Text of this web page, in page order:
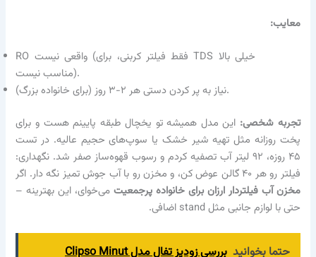
معایب:
RO واقعی نیست (فقط فیلتر کربنی، برای TDS خیلی بالا
مناسب نیست).
نیاز به پر کردن دستی هر ۲-۳ روز (برای خانواده بزرگ).
تجربه شخصی: این مدل همیشه تو یخچال طبقه پایینم هست و برای
پخت روزانه مثل تهیه شیر خشک یا سوپ‌های حجیم عالیه. در تست
۴۵ روزه، ۹۲ لیتر آب تصفیه کردم و رسوب قهوه‌ساز صفر شد. نگهداری:
فیلتر رو هر ۴۰ گالن عوض کن، و مخزن رو با آب جوش تمیز نگه دار. اگر
مخزن آب فیلتردار ارزان برای خانواده پرجمعیتمی‌خوای، این بهترینه –
حتی با لوازم جانبی مثل stand اضافی.
حتما بخوانید
بررسی زودپز تفال مدل Clipso Minut